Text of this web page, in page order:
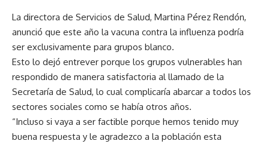
La directora de Servicios de Salud, Martina Pérez Rendón,
anunció que este año la vacuna contra la influenza podría
ser exclusivamente para grupos blanco.
Esto lo dejó entrever porque los grupos vulnerables han
respondido de manera satisfactoria al llamado de la
Secretaría de Salud, lo cual complicaría abarcar a todos los
sectores sociales como se había otros años.
“Incluso si vaya a ser factible porque hemos tenido muy
buena respuesta y le agradezco a la población esta